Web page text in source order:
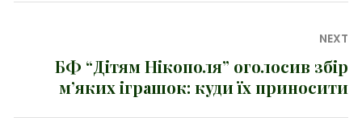
NEXT
БФ “Дітям Нікополя” оголосив збір
м’яких іграшок: куди їх приносити